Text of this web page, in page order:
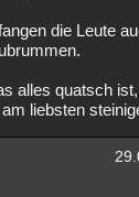
die Leute
alles quatsch
liebsten